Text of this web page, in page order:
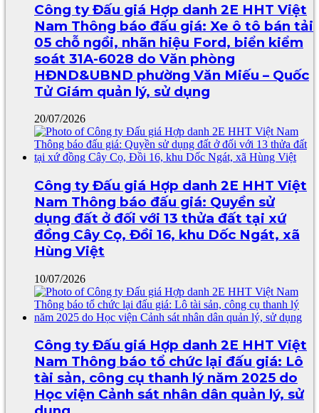
Công ty Đấu giá Hợp danh 2E HHT Việt
Nam Thông báo đấu giá: Xe ô tô bán tải
05 chỗ ngồi, nhãn hiệu Ford, biển kiểm
soát 31A-6028 do Văn phòng
HĐND&UBND phường Văn Miếu – Quốc
Tử Giám quản lý, sử dụng
20/07/2026
Công ty Đấu giá Hợp danh 2E HHT Việt
Nam Thông báo đấu giá: Quyền sử
dụng đất ở đối với 13 thửa đất tại xứ
đồng Cây Cọ, Đồi 16, khu Dốc Ngát, xã
Hùng Việt
10/07/2026
Công ty Đấu giá Hợp danh 2E HHT Việt
Nam Thông báo tổ chức lại đấu giá: Lô
tài sản, công cụ thanh lý năm 2025 do
Học viện Cảnh sát nhân dân quản lý, sử